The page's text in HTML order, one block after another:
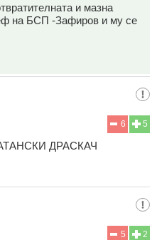
и мазна
на БСП -Зафиров и му се
5
6
ДРАСКАЧ
2
5